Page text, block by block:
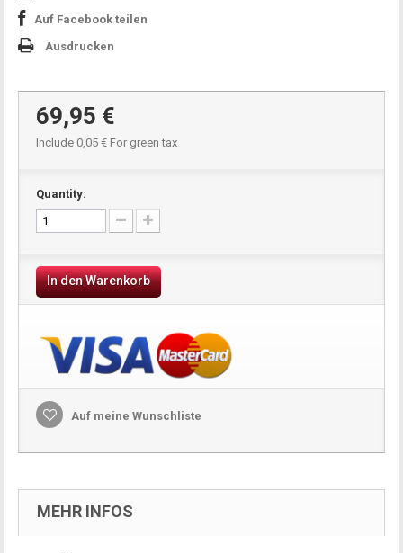
Auf Facebook teilen
Ausdrucken
69,95 €
Include 0,05 € For green tax
Quantity:
In den Warenkorb
Auf meine Wunschliste
MEHR INFOS